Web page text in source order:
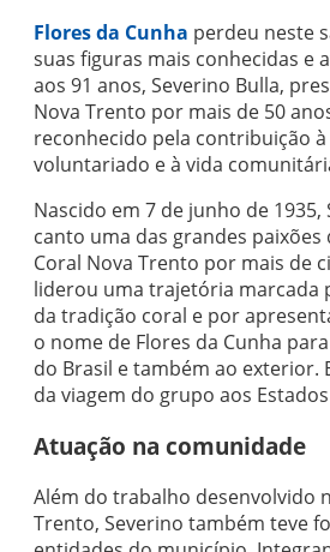
Flores da Cunha perdeu neste
suas figuras mais conhecidas e
aos 91 anos, Severino Bulla,
Nova Trento por mais de 50
reconhecido pela contribuição
voluntariado e à vida
Nascido em 7 de junho de 1935,
canto uma das grandes paixões
Coral Nova Trento por mais de
liderou uma trajetória marcada
da tradição coral e por
o nome de Flores da Cunha
do Brasil e também ao exterior.
da viagem do grupo aos
Atuação na comunidade
Além do trabalho desenvolvido
Trento, Severino também teve